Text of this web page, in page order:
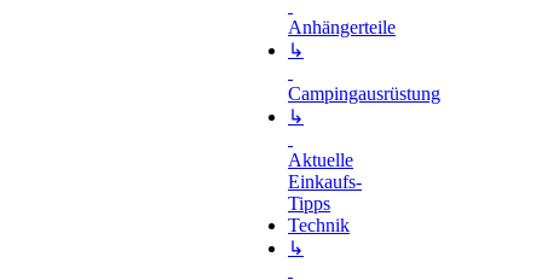
Anhängerteile
↳
Campingausrüstung
↳
Aktuelle
Einkaufs-
Tipps
Technik
↳